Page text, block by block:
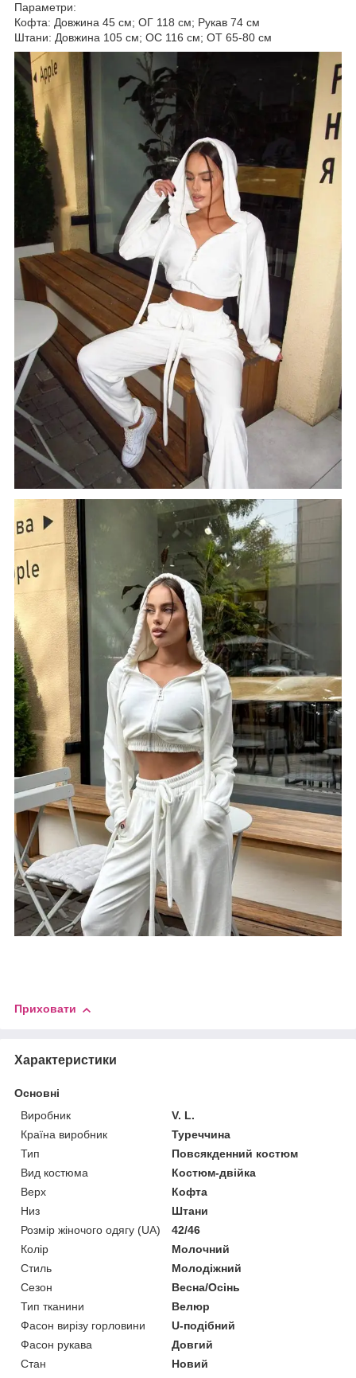
Параметри:
Кофта: Довжина 45 см; ОГ 118 см; Рукав 74 см
Штани: Довжина 105 см; ОС 116 см; ОТ 65-80 см
Приховати
Характеристики
Основні
Виробник
V. L.
Країна виробник
Туреччина
Тип
Повсякденний костюм
Вид костюма
Костюм-двійка
Верх
Кофта
Низ
Штани
Розмір жіночого одягу (UA)
42/46
Колір
Молочний
Стиль
Молодіжний
Сезон
Весна/Осінь
Тип тканини
Велюр
Фасон вирізу горловини
U-подібний
Фасон рукава
Довгий
Стан
Новий